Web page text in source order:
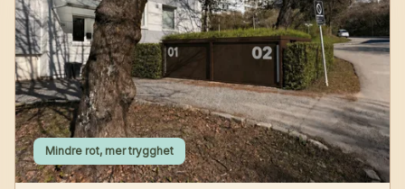
Mindre rot, mer trygghet